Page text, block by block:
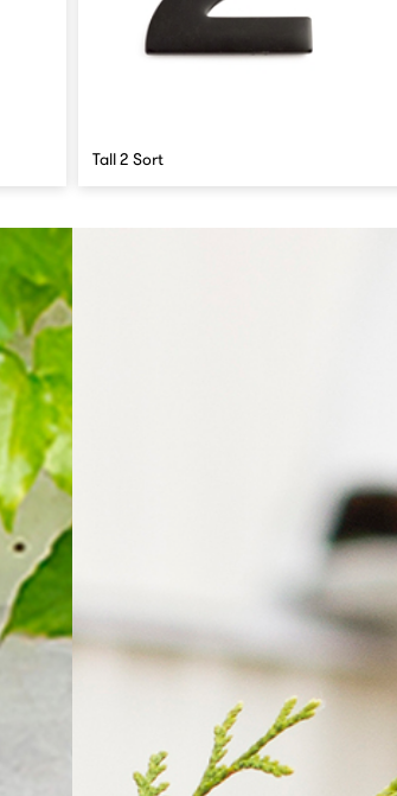
Tall 2 Sort